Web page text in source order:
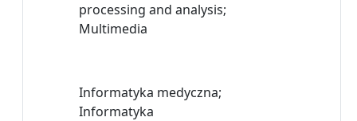
processing and analysis;
Multimedia
Informatyka medyczna;
Informatyka